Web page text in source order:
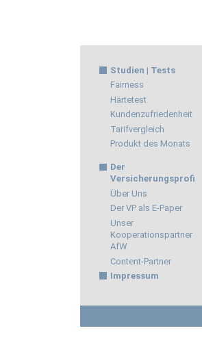
Studien | Tests
Fairness
Härtetest
Kundenzufriedenheit
Tarifvergleich
Produkt des Monats
Der
Versicherungsprofi
Über Uns
Der VP als E-Paper
Unser
Kooperationspartner
AfW
Content-Partner
Impressum